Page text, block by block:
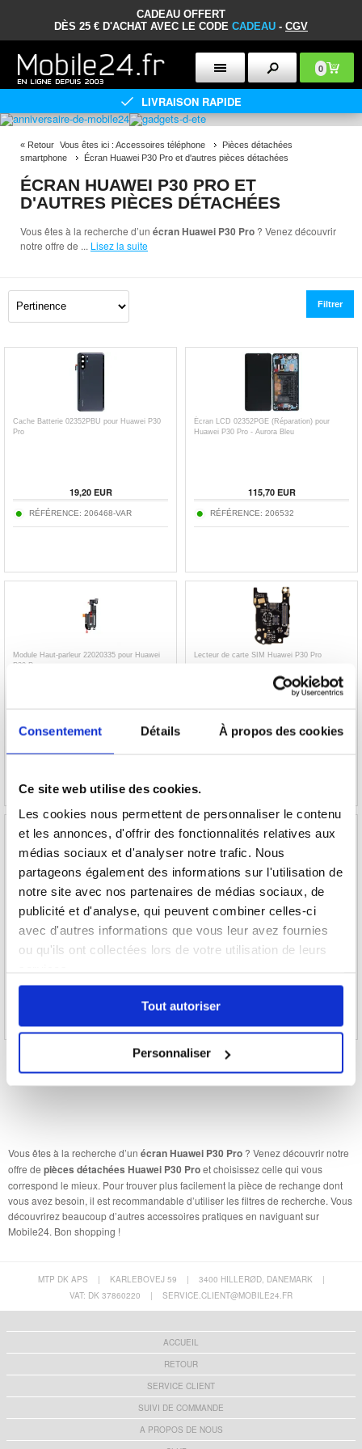
Consentement Détails À propos des cookies
Ce site web utilise des cookies.
Les cookies nous permettent de personnaliser le contenu
et les annonces, d'offrir des fonctionnalités relatives aux
médias sociaux et d'analyser notre trafic. Nous
partageons également des informations sur l'utilisation de
notre site avec nos partenaires de médias sociaux, de
publicité et d'analyse, qui peuvent combiner celles-ci
avec d'autres informations que vous leur avez fournies
ou qu'ils ont collectées lors de votre utilisation de leurs
Tout autoriser
Personnaliser
CADEAU OFFERT
DÈS 25 € D'ACHAT AVEC LE CODE CADEAU - CGV
0
LIVRAISON RAPIDE
« Retour Vous êtes ici : Accessoires téléphone
Pièces détachées
smartphone
Écran Huawei P30 Pro et d'autres pièces détachées
ÉCRAN HUAWEI P30 PRO ET
D'AUTRES PIÈCES DÉTACHÉES
Vous êtes à la recherche d’un écran Huawei P30 Pro ? Venez découvrir
notre offre de ... Lisez la suite
Filtrer
Cache Batterie 02352PBU pour Huawei P30
Pro
19,20EUR
RÉFÉRENCE: 206468-VAR
Écran LCD 02352PGE (Réparation) pour
Huawei P30 Pro - Aurora Bleu
115,70EUR
RÉFÉRENCE: 206532
Module Haut-parleur 22020335 pour Huawei
P30 Pro
7,60EUR
Lecteur de carte SIM Huawei P30 Pro
8,90EUR
Nappe du Connecteur de Charge 03025PAK
Vitre de l'Appareil Photo pour Huawei P30 Pro
Vous êtes à la recherche d’un écran Huawei P30 Pro ? Venez découvrir notre
offre de pièces détachées Huawei P30 Proet choisissez celle qui vous
correspond le mieux. Pour trouver plus facilement la pièce de rechange dont
vous avez besoin, il est recommandable d’utiliser les filtres de recherche. Vous
découvrirez beaucoup d’autres accessoires pratiques en naviguant sur
Mobile24. Bon shopping !
MTP DK APS | KARLEBOVEJ 59 | 3400 HILLERØD, DANEMARK
|
VAT: DK 37860220
| SERVICE.CLIENT@MOBILE24.FR
ACCUEIL
RETOUR
SERVICE CLIENT
SUIVI DE COMMANDE
A PROPOS DE NOUS